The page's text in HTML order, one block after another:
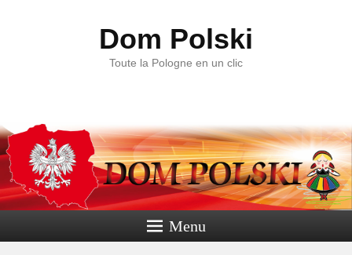
Dom Polski
Toute la Pologne en un clic
Menu